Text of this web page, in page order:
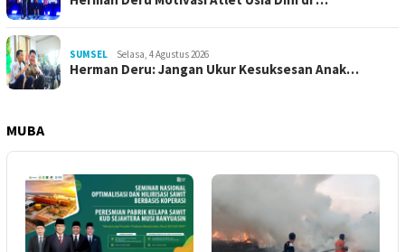
SUMSEL Selasa, 4 Agustus 2026
Herman Deru: Jangan Ukur Kesuksesan Anak…
MUBA